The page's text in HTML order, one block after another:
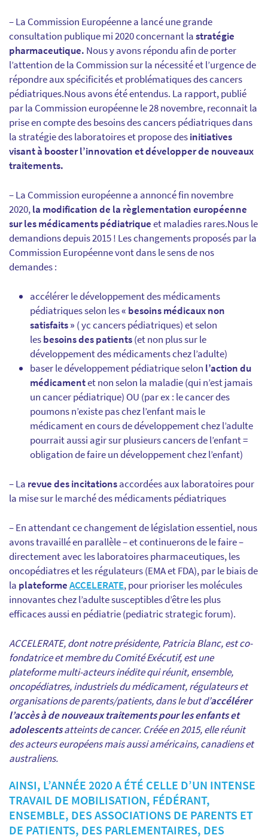
– La Commission Européenne a lancé une grande
consultation publique mi 2020 concernant lastratégie
pharmaceutique. Nous y avons répondu afin de porter
l’attention de la Commission sur la nécessité et l’urgence de
répondre aux spécificités et problématiques des cancers
pédiatriques.Nous avons été entendus. La rapport, publié
par la Commission européenne le 28 novembre, reconnait la
prise en compte des besoins des cancers pédiatriques dans
la stratégie des laboratoires et propose desinitiatives
visant à booster l’innovation et développer de nouveaux
traitements.
– La Commission européenne a annoncé fin novembre
2020,la modification de la règlementation européenne
sur les médicaments pédiatriqueet maladies rares.Nous le
demandions depuis 2015 ! Les changements proposés par la
Commission Européenne vont dans le sens de nos
demandes :
accélérer le développement des médicaments
pédiatriques selon les« besoins médicaux non
satisfaits » ( yc cancers pédiatriques) et selon
lesbesoins des patients(et non plus sur le
développement des médicaments chez l’adulte)
baser le développement pédiatrique selon l’action du
médicamentet non selon la maladie (qui n’est jamais
un cancer pédiatrique) OU (par ex : le cancer des
poumons n’existe pas chez l’enfant mais le
médicament en cours de développement chez l’adulte
pourrait aussi agir sur plusieurs cancers de l’enfant =
obligation de faire un développement chez l’enfant)
– La revue des incitationsaccordées aux laboratoires pour
la mise sur le marché des médicaments pédiatriques
– En attendant ce changement de législation essentiel, nous
avons travaillé en parallèle – et continuerons de le faire –
directement avec les laboratoires pharmaceutiques, les
oncopédiatres et les régulateurs (EMA et FDA), par le biais de
la plateformeACCELERATE, pour prioriser les molécules
innovantes chez l’adulte susceptibles d’être les plus
efficaces aussi en pédiatrie (pediatric strategic forum).
ACCELERATE, dont notre présidente, Patricia Blanc, est co-
fondatrice et membre du Comité Exécutif, est une
plateforme multi-acteurs inédite qui réunit, ensemble,
oncopédiatres, industriels du médicament, régulateurs et
organisations de parents/patients, dans le but d’accélérer
l’accès à de nouveaux traitements pour les enfants et
adolescentsatteints de cancer. Créée en 2015, elle réunit
des acteurs européens mais aussi américains, canadiens et
australiens.
AINSI, L’ANNÉE 2020 A ÉTÉ CELLE D’UN INTENSE
TRAVAIL DE MOBILISATION, FÉDÉRANT,
ENSEMBLE, DES ASSOCIATIONS DE PARENTS ET
DE PATIENTS, DES PARLEMENTAIRES, DES